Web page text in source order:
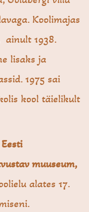
Koolimajas
ainult 1938.
lisaks ja
1975 sai
kool täielikult
muuseum,
alates 17.